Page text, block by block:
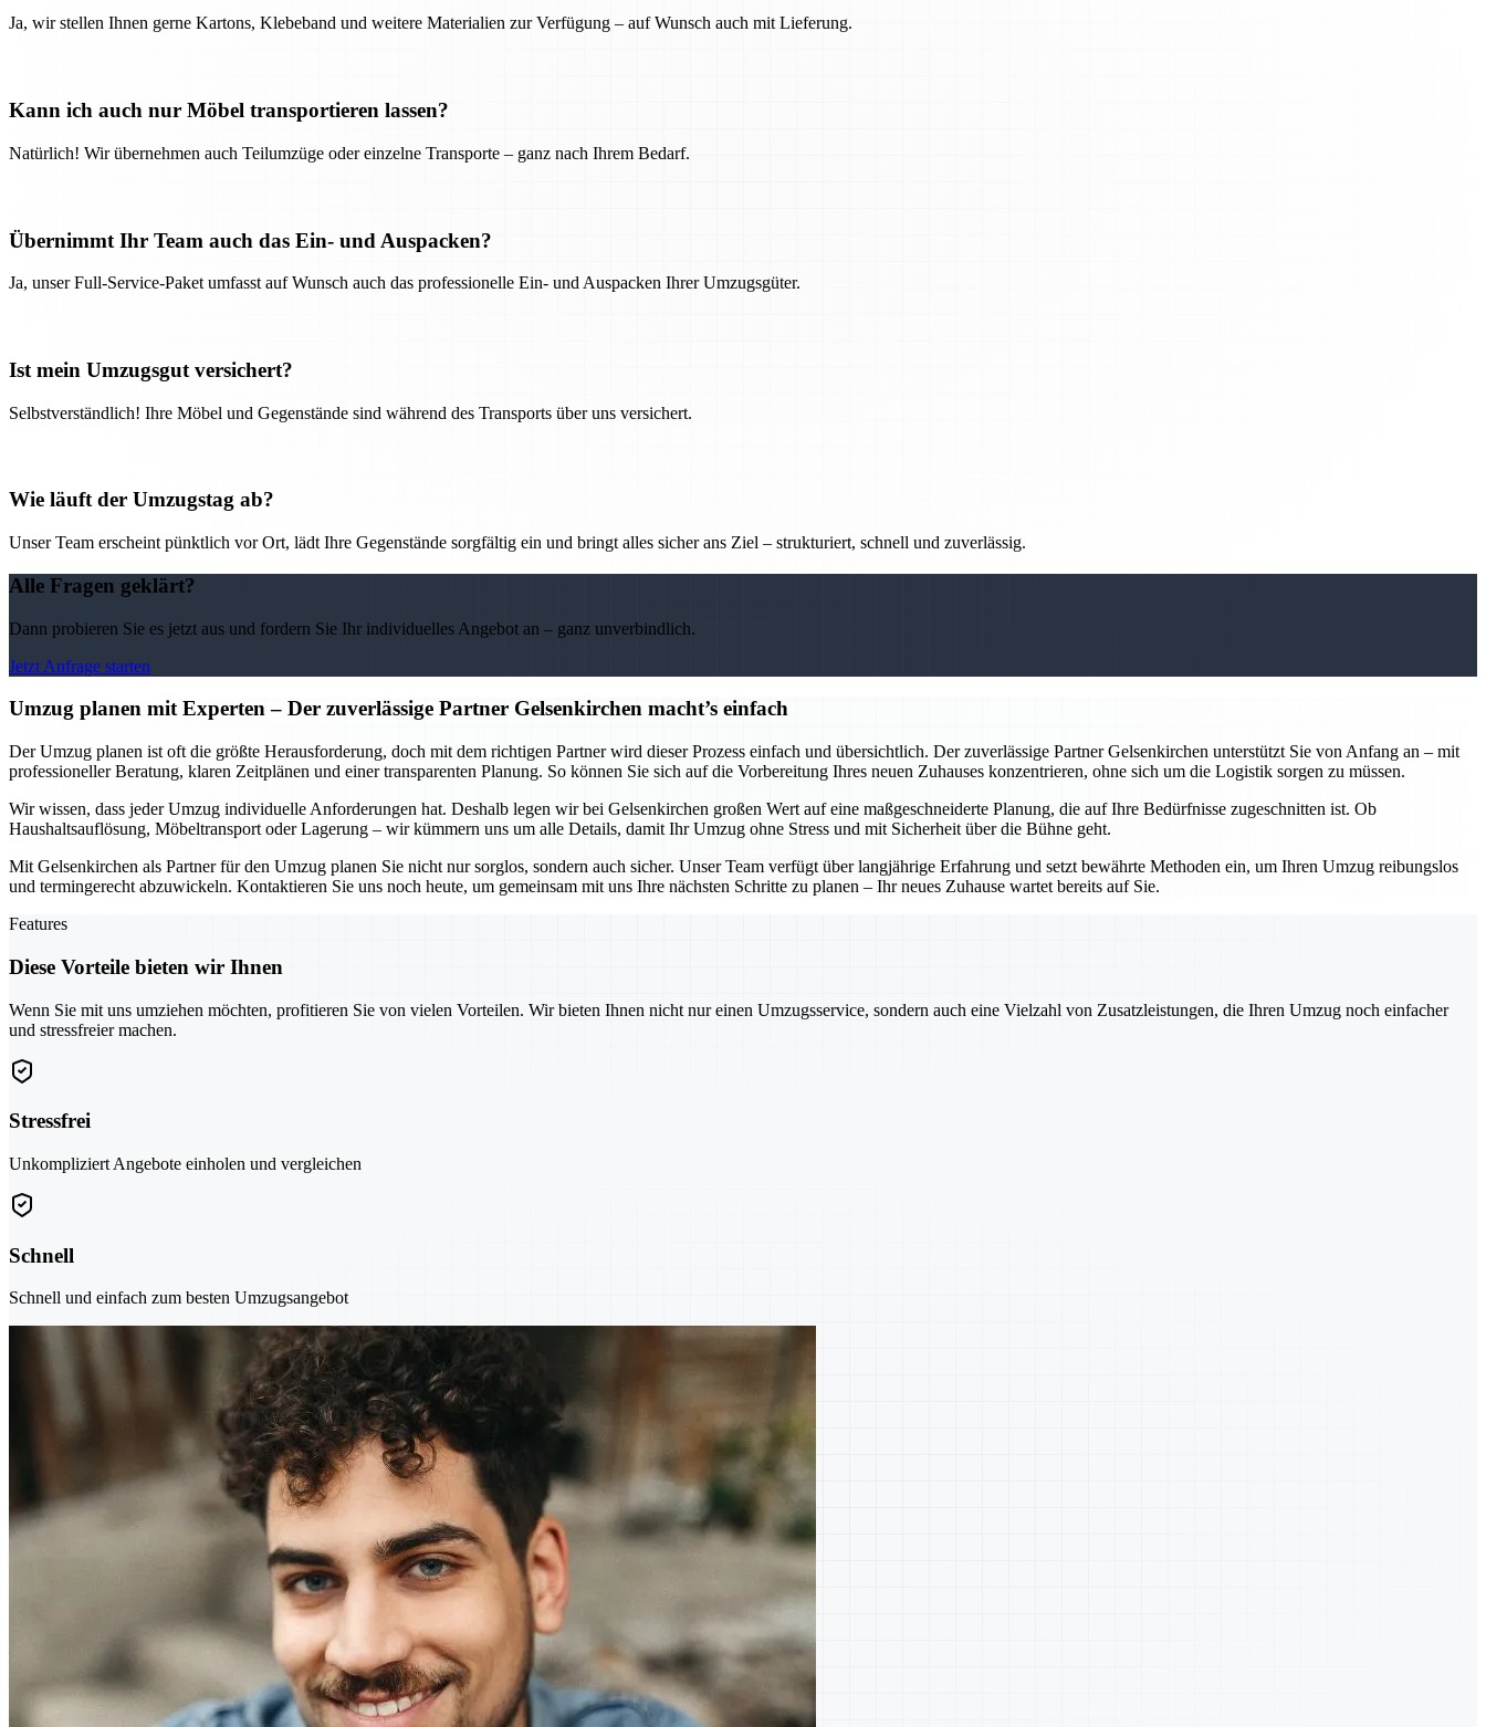
Ja, wir stellen Ihnen gerne Kartons, Klebeband und weitere Materialien zur Verfügung – auf Wunsch auch mit Lieferung.
Kann ich auch nur Möbel transportieren lassen?
Natürlich! Wir übernehmen auch Teilumzüge oder einzelne Transporte – ganz nach Ihrem Bedarf.
Übernimmt Ihr Team auch das Ein- und Auspacken?
Ja, unser Full-Service-Paket umfasst auf Wunsch auch das professionelle Ein- und Auspacken Ihrer Umzugsgüter.
Ist mein Umzugsgut versichert?
Selbstverständlich! Ihre Möbel und Gegenstände sind während des Transports über uns versichert.
Wie läuft der Umzugstag ab?
Unser Team erscheint pünktlich vor Ort, lädt Ihre Gegenstände sorgfältig ein und bringt alles sicher ans Ziel – strukturiert, schnell und zuverlässig.
Alle Fragen geklärt?
Dann probieren Sie es jetzt aus und fordern Sie Ihr individuelles Angebot an – ganz unverbindlich.
Jetzt Anfrage starten
Umzug planen mit Experten – Der zuverlässige Partner Gelsenkirchen macht’s einfach
Der Umzug planen ist oft die größte Herausforderung, doch mit dem richtigen Partner wird dieser Prozess einfach und übersichtlich. Der zuverlässige Partner Gelsenkirchen unterstützt Sie von Anfang an – mit
professioneller Beratung, klaren Zeitplänen und einer transparenten Planung. So können Sie sich auf die Vorbereitung Ihres neuen Zuhauses konzentrieren, ohne sich um die Logistik sorgen zu müssen.
Wir wissen, dass jeder Umzug individuelle Anforderungen hat. Deshalb legen wir bei Gelsenkirchen großen Wert auf eine maßgeschneiderte Planung, die auf Ihre Bedürfnisse zugeschnitten ist. Ob
Haushaltsauflösung, Möbeltransport oder Lagerung – wir kümmern uns um alle Details, damit Ihr Umzug ohne Stress und mit Sicherheit über die Bühne geht.
Mit Gelsenkirchen als Partner für den Umzug planen Sie nicht nur sorglos, sondern auch sicher. Unser Team verfügt über langjährige Erfahrung und setzt bewährte Methoden ein, um Ihren Umzug reibungslos
und termingerecht abzuwickeln. Kontaktieren Sie uns noch heute, um gemeinsam mit uns Ihre nächsten Schritte zu planen – Ihr neues Zuhause wartet bereits auf Sie.
Features
Diese Vorteile bieten wir Ihnen
Wenn Sie mit uns umziehen möchten, profitieren Sie von vielen Vorteilen. Wir bieten Ihnen nicht nur einen Umzugsservice, sondern auch eine Vielzahl von Zusatzleistungen, die Ihren Umzug noch einfacher
und stressfreier machen.
Stressfrei
Unkompliziert Angebote einholen und vergleichen
Schnell
Schnell und einfach zum besten Umzugsangebot